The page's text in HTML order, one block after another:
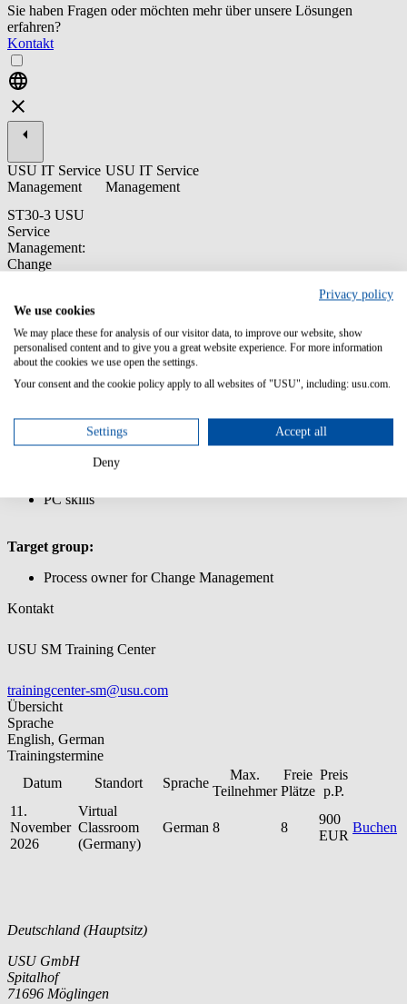
Sie haben Fragen oder möchten mehr über unsere Lösungen
erfahren?
Kontakt
USU IT Service
Management
ST30-3 USU
Service
Management:
Change
USU IT Service
Management
In this course you will learn the basic functionality of the Change
Management.
Content/Learning Objectives:
Learn how to use the USU Service Management interface
Learn how to define model tickets for the change process
Important master data for the change processes
Prior knowledge:
PC skills
Target group:
Process owner for Change Management
Kontakt
USU SM Training Center
trainingcenter-sm@usu.com
Übersicht
Sprache
English, German
Trainingstermine
Datum
Standort Sprache
Max.
Teilnehmer
Freie
Plätze
Preis
p.P.
11.
November
2026
Virtual
Classroom
(Germany)
German 8 8
900
EUR
Buchen
Deutschland (Hauptsitz)
USU GmbH
Spitalhof
71696 Möglingen
Privacy policy
We use cookies
We may place these for analysis of our visitor data, to improve our website, show
personalised content and to give you a great website experience. For more information
about the cookies we use open the settings.
Your consent and the cookie policy apply to all websites of "USU", including: usu.com.
Settings Accept all
Deny